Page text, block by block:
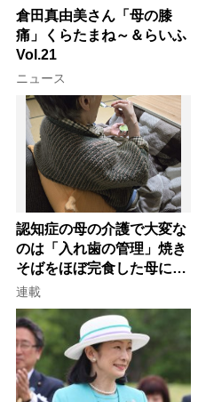
倉田真由美さん「母の膝
痛」くらたまね～＆らいふ
Vol.21
ニュース
認知症の母の介護で大変な
のは「入れ歯の管理」焼き
そばをほぼ完食した母に息
子が血の気が引いた理由
連載